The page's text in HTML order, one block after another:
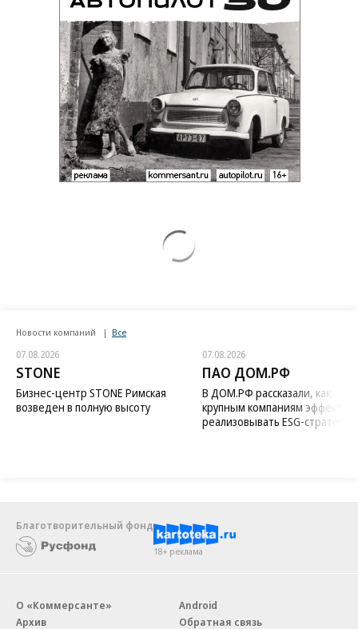
Новости компаний Все
07.08.2026
STONE
Бизнес-центр STONE Римская
возведен в полную высоту
07.08.2026
ПАО ДОМ.РФ
В ДОМ.РФ рассказали, как
крупным компаниям
реализовывать ESG-стратегию
Благотворительный фонд
18+ реклама
О «Коммерсанте»
Архив
Android
Обратная связь